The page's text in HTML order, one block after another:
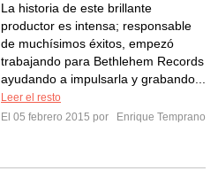
La historia de este brillante
productor es intensa; responsable
de muchísimos éxitos, empezó
trabajando para Bethlehem Records
ayudando a impulsarla y grabando...
Leer el resto
El 05 febrero 2015 por
Enrique Temprano